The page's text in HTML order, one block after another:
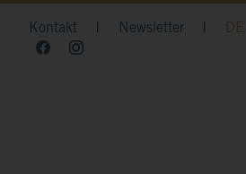
Kontakt Newsletter DE